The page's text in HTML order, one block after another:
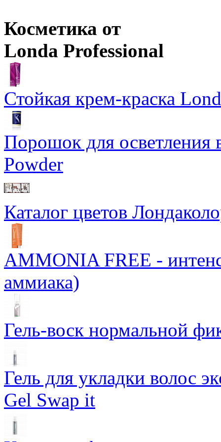
Косметика от
Londa Professional
Стойкая крем-краска
Порошок для
Powder
Каталог цветов
AMMONIA FREE -
аммиака)
Гель-воск нормальной
Гель для укладки волос
Gel Swap it